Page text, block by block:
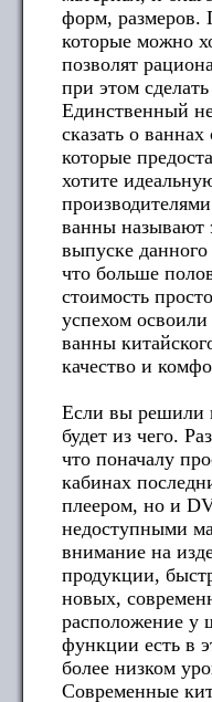
форм, размеров.
которые можно
позволят
при этом
Единственный
сказать о
которые
хотите
ванны называют
выпуске
что больше
стоимость
успехом
ванны
качество и
Если вы решили
будет из чего.
что поначалу
кабинах
плеером, но и
недоступными
внимание на
продукции,
новых,
расположение у
функции есть в
более низком
Современные